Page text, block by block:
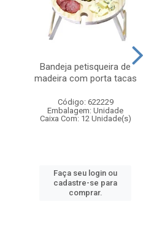
Bandeja petisqueira de
madeira com porta tacas
Código: 622229
Embalagem: Unidade
Caixa Com: 12 Unidade(s)
Faça seu login ou
cadastre-se para
comprar.